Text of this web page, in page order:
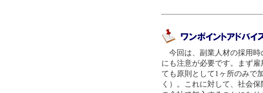
今回は、副業人材の採用時
にも注意が必要です。まず
ても原則として1ヶ所のみで
く）。これに対して、社会